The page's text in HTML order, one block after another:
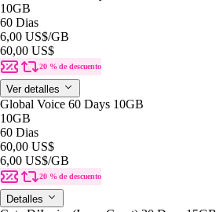
10GB
60 Dias
6,00 US$/GB
60,00 US$
20 % de descuento
Ver detalles
Global Voice 60 Days 10GB
10GB
60 Dias
60,00 US$
6,00 US$/GB
20 % de descuento
Detalles